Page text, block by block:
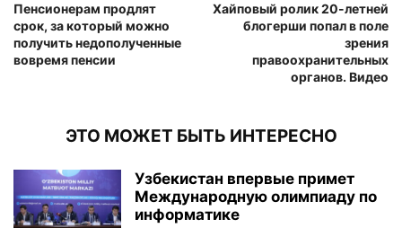
Пенсионерам продлят
срок, за который можно
получить недополученные
вовремя пенсии
Хайповый ролик 20-летней
блогерши попал в поле
зрения
правоохранительных
органов. Видео
ЭТО МОЖЕТ БЫТЬ ИНТЕРЕСНО
Узбекистан впервые примет
Международную олимпиаду по
информатике